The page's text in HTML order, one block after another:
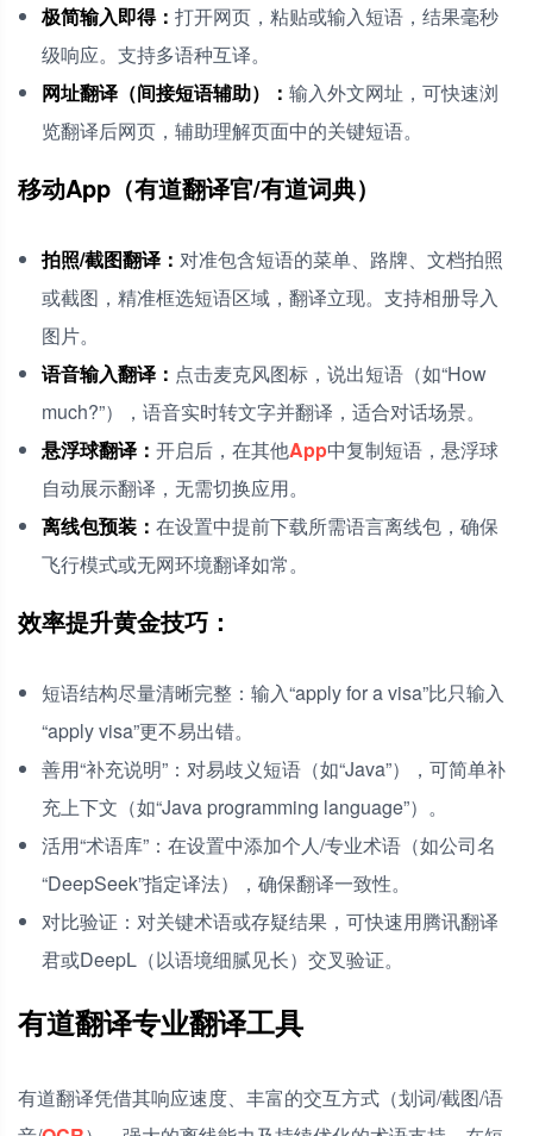
极简输入即得： 打开网页，粘贴或输入短语，结果毫秒
级响应。支持多语种互译。
网址翻译（间接短语辅助）： 输入外文网址，可快速浏
览翻译后网页，辅助理解页面中的关键短语。
移动App（有道翻译官/有道词典）
拍照/截图翻译： 对准包含短语的菜单、路牌、文档拍照
或截图，精准框选短语区域，翻译立现。支持相册导入
图片。
语音输入翻译： 点击麦克风图标，说出短语（如“How
much?”），语音实时转文字并翻译，适合对话场景。
悬浮球翻译： 开启后，在其他App中复制短语，悬浮球
自动展示翻译，无需切换应用。
离线包预装： 在设置中提前下载所需语言离线包，确保
飞行模式或无网环境翻译如常。
效率提升黄金技巧：
短语结构尽量清晰完整：输入“apply for a visa”比只输入
“apply visa”更不易出错。
善用“补充说明”：对易歧义短语（如“Java”），可简单补
充上下文（如“Java programming language”）。
活用“术语库”：在设置中添加个人/专业术语（如公司名
“DeepSeek”指定译法），确保翻译一致性。
对比验证：对关键术语或存疑结果，可快速用腾讯翻译
君或DeepL（以语境细腻见长）交叉验证。
有道翻译专业翻译工具
有道翻译凭借其响应速度、丰富的交互方式（划词/截图/语